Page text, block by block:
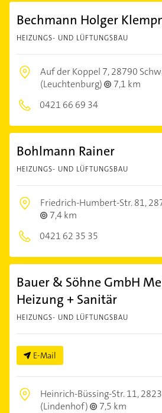
Bechmann Holger
HEIZUNGS- UND LÜFTUNGSBAU
Auf der Koppel 7,28790
(Leuchtenburg)
7,1 km
0421 66 69 34
Bohlmann Rainer
HEIZUNGS- UND LÜFTUNGSBAU
Friedrich-Humbert-Str. 81,
7,4 km
0421 62 35 35
Bauer & Söhne GmbH
Heizung + Sanitär
HEIZUNGS- UND LÜFTUNGSBAU
E-Mail
Heinrich-Büssing-Str. 11,
(Lindenhof)
7,5 km